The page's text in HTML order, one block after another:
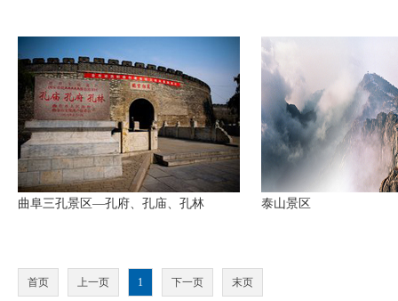
曲阜三孔景区—孔府、孔庙、孔林 泰山景区
首页 上一页 1 下一页 末页